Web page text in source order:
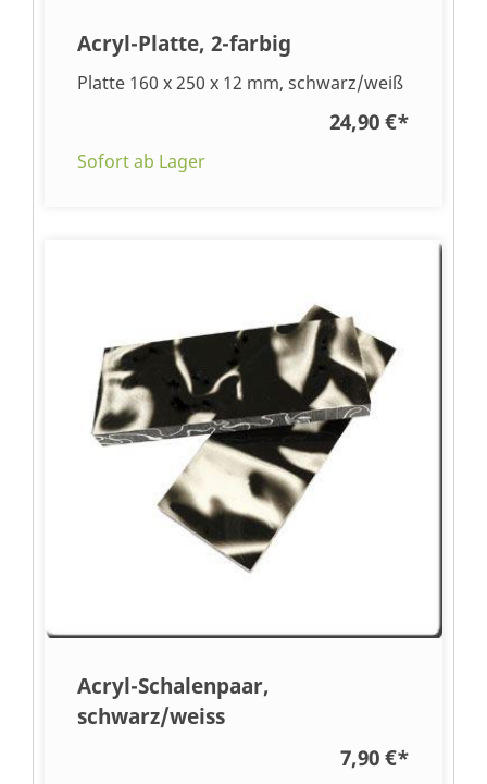
Acryl-Platte, 2-farbig
Platte 160 x 250 x 12 mm, schwarz/weiß
24,90 €*
Sofort ab Lager
Acryl-Schalenpaar,
schwarz/weiss
7,90 €*